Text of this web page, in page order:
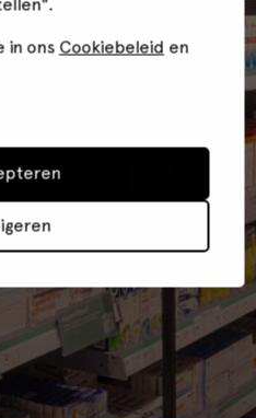
in ons Cookiebeleid en
VENRAY